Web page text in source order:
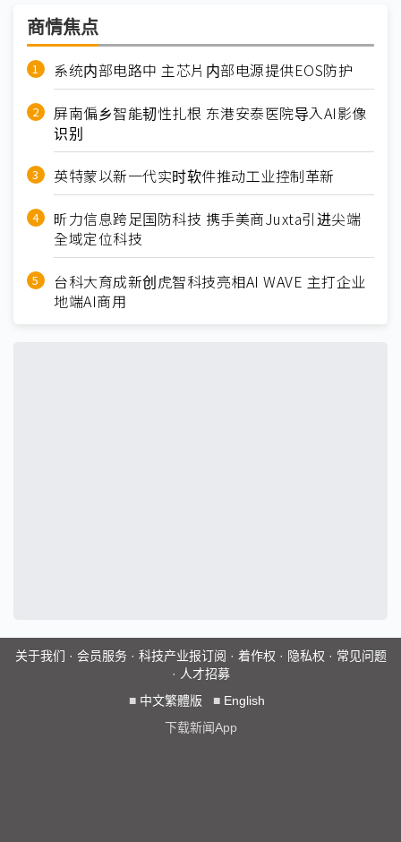
商情焦点
系统内部电路中 主芯片内部电源提供EOS防护
屏南偏乡智能韧性扎根 东港安泰医院导入AI影像
识别
英特蒙以新一代实时软件推动工业控制革新
昕力信息跨足国防科技 携手美商Juxta引进尖端
全域定位科技
台科大育成新创虎智科技亮相AI WAVE 主打企业
地端AI商用
关于我们 · 会员服务· 科技产业报订阅 · 着作权 · 隐私权 · 常见问题
· 人才招募
■ 中文繁體版 ■ English
下载新闻App